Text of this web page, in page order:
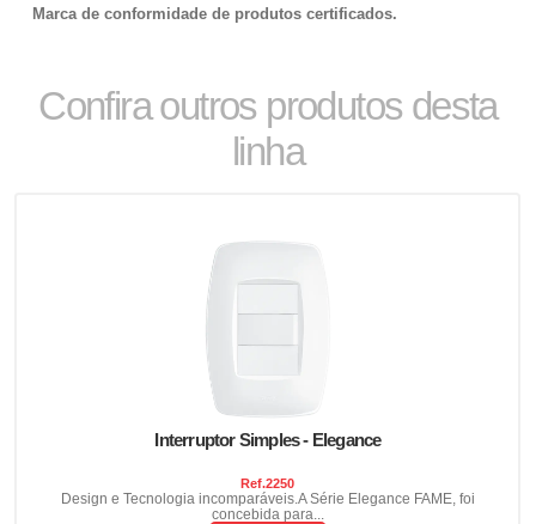
Marca de conformidade de produtos certificados.
Confira outros produtos desta
linha
Interruptor Simples - Elegance
Ref.2250
Design e Tecnologia incomparáveis.A Série Elegance FAME, foi
concebida para...